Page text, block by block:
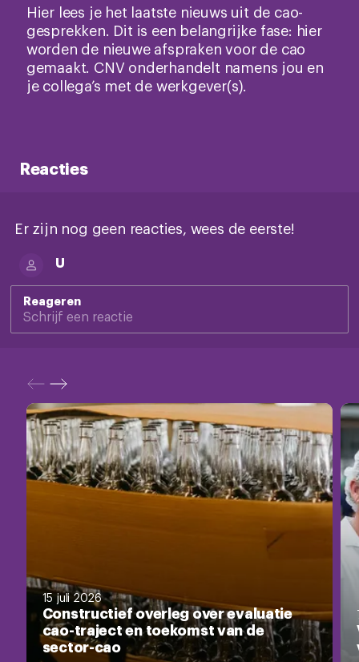
Hier lees je het laatste nieuws uit de cao-
gesprekken. Dit is een belangrijke fase: hier
worden de nieuwe afspraken voor de cao
gemaakt. CNV onderhandelt namens jou en
je collega’s met de werkgever(s).
Reacties
Er zijn nog geen reacties, wees de eerste!
U
Reageren
15 juli 2026
Constructief overleg over evaluatie
cao-traject en toekomst van de
sector-cao